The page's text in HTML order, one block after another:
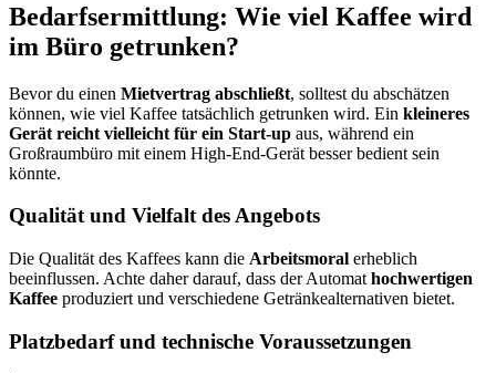
Bedarfsermittlung: Wie viel Kaffee wird
im Büro getrunken?
Bevor du einen Mietvertrag abschließt, solltest du abschätzen
können, wie viel Kaffee tatsächlich getrunken wird. Ein kleineres
Gerät reicht vielleicht für ein Start-up aus, während ein
Großraumbüro mit einem High-End-Gerät besser bedient sein
könnte.
Qualität und Vielfalt des Angebots
Die Qualität des Kaffees kann die Arbeitsmoral erheblich
beeinflussen. Achte daher darauf, dass der Automat hochwertigen
Kaffee produziert und verschiedene Getränkealternativen bietet.
Platzbedarf und technische Voraussetzungen